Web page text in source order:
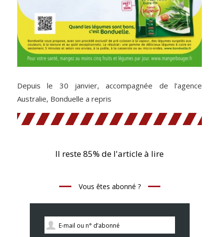
Depuis le 30 janvier, accompagnée de l’agence
Australie, Bonduelle a repris
Il reste 85% de l'article à lire
Vous êtes abonné ?